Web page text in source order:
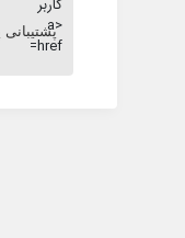
پشتیبانی